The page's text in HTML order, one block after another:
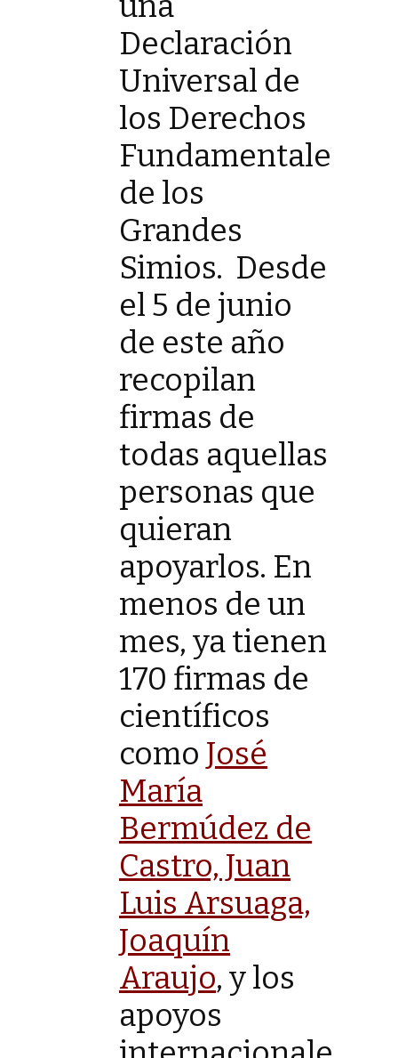
Declaración
Universal de
los Derechos
Fundamentales
de los
Grandes
Simios. Desde
el 5 de junio
de este año
recopilan
firmas de
todas aquellas
personas que
quieran
apoyarlos. En
menos de un
mes, ya tienen
170 firmas de
científicos
como José
María
Bermúdez de
Castro, Juan
Luis Arsuaga,
Joaquín
Araujo, y los
apoyos